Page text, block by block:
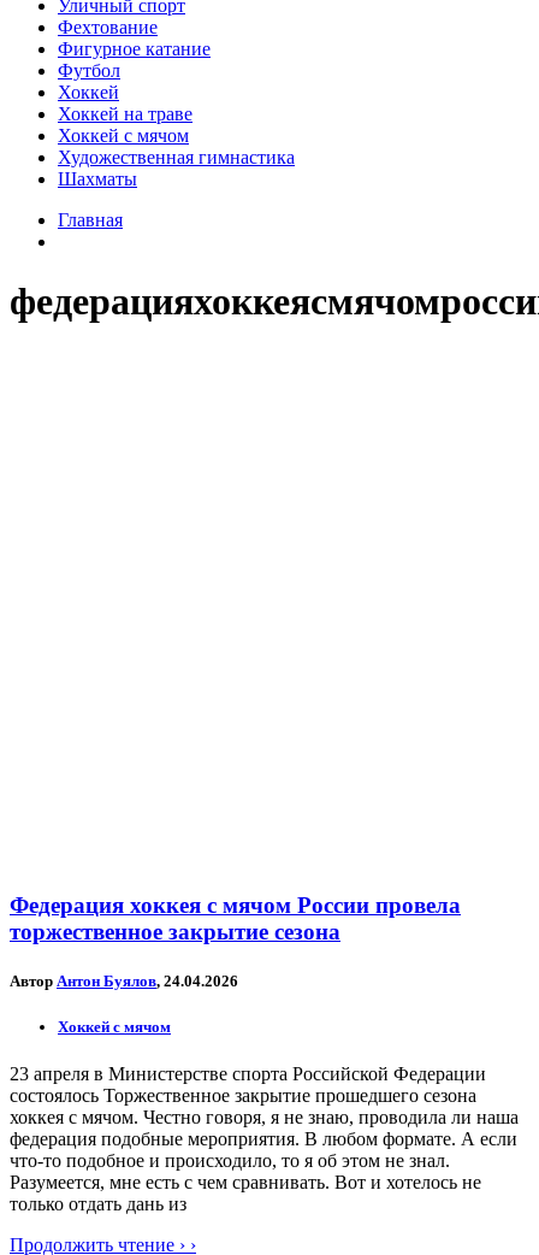
Уличный спорт
Фехтование
Фигурное катание
Футбол
Хоккей
Хоккей на траве
Хоккей с мячом
Художественная гимнастика
Шахматы
Главная
Федерация хоккея с мячом России провела
торжественное закрытие сезона
Автор Антон Буялов, 24.04.2026
Хоккей с мячом
23 апреля в Министерстве спорта Российской Федерации
состоялось Торжественное закрытие прошедшего сезона
хоккея с мячом. Честно говоря, я не знаю, проводила ли наша
федерация подобные мероприятия. В любом формате. А если
что-то подобное и происходило, то я об этом не знал.
Разумеется, мне есть с чем сравнивать. Вот и хотелось не
только отдать дань из
Продолжить чтение › ›